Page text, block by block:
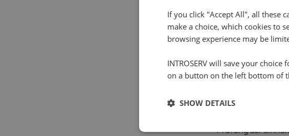
für das
auch die
Software und
Die
Modernste
Umgebung genau
Prüfung der
If you click "Accept All", all these
make a choice, which cookies to
browsing experience may be
INTROSERV will save your
on a button on the left bottom of
SHOW DETAILS